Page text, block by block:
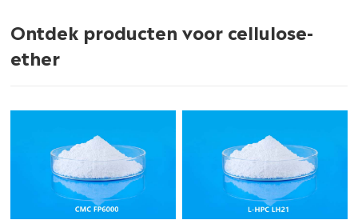
Ontdek producten voor cellulose-
ether